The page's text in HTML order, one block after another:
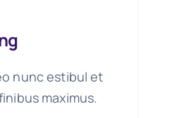
nunc estibul et
maximus.